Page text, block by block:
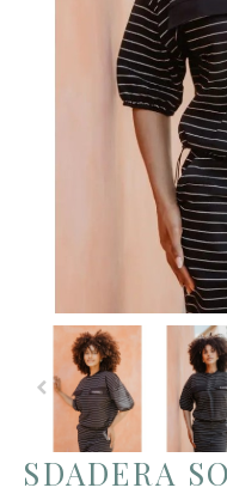
SDADERA